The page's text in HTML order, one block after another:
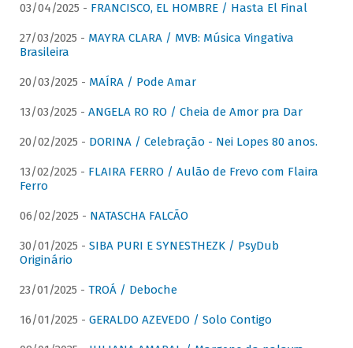
03/04/2025 - FRANCISCO, EL HOMBRE / Hasta El Final
27/03/2025 - MAYRA CLARA / MVB: Música Vingativa
Brasileira
20/03/2025 - MAÍRA / Pode Amar
13/03/2025 - ANGELA RO RO / Cheia de Amor pra Dar
20/02/2025 - DORINA / Celebração - Nei Lopes 80 anos.
13/02/2025 - FLAIRA FERRO / Aulão de Frevo com Flaira
Ferro
06/02/2025 - NATASCHA FALCÃO
30/01/2025 - SIBA PURI E SYNESTHEZK / PsyDub
Originário
23/01/2025 - TROÁ / Deboche
16/01/2025 - GERALDO AZEVEDO / Solo Contigo